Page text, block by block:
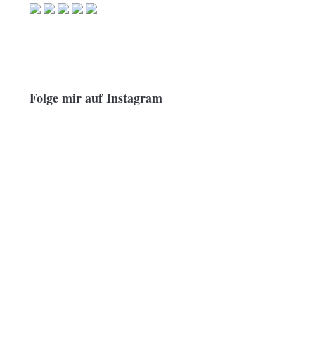
Folge mir auf Instagram